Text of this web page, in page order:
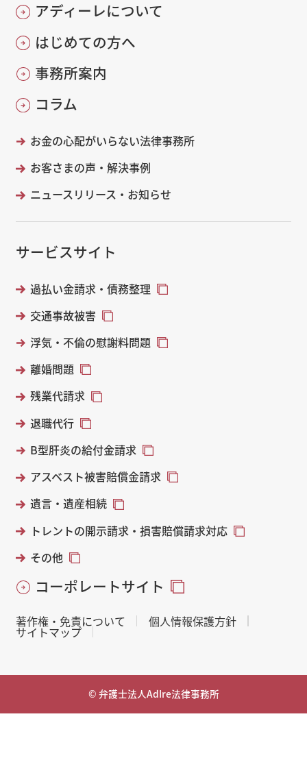
アディーレについて
はじめての方へ
事務所案内
コラム
お金の心配がいらない法律事務所
お客さまの声・解決事例
ニュースリリース・お知らせ
サービスサイト
過払い金請求・債務整理
交通事故被害
浮気・不倫の慰謝料問題
離婚問題
残業代請求
退職代行
B型肝炎の給付金請求
アスベスト被害賠償金請求
遺言・遺産相続
トレントの開示請求・損害賠償請求対応
その他
コーポレートサイト
著作権・免責について 個人情報保護方針
サイトマップ
© 弁護士法人AdIre法律事務所